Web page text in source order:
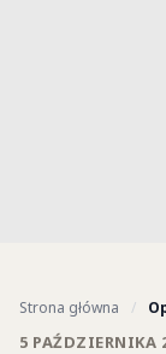
Strona główna /
5 PAŹDZIERNIKA